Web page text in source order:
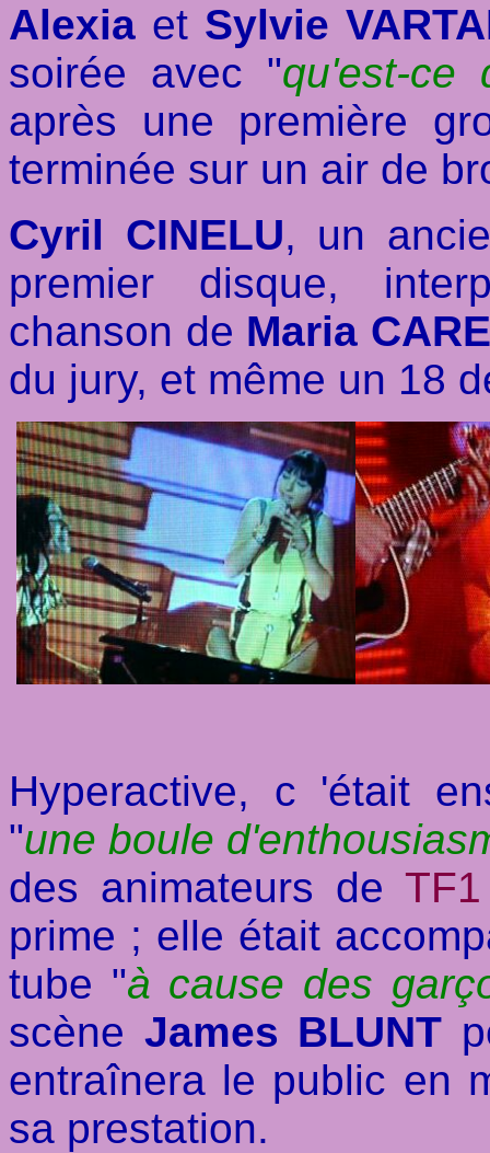
Alexia et Sylvie
soirée avec "qu'est-ce
après une première
terminée sur un air de
Cyril CINELU, un
premier disque,
chanson de Maria
du jury, et même un 18
Hyperactive, c 'était
"une boule
des animateurs de TF1
prime ; elle était
tube "à cause des
scène James BLUNT
entraînera le public en
sa prestation.